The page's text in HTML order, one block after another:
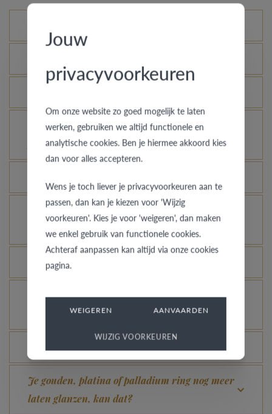
Voor welke ringen is de diefstalverzekering
geldig?
Hoe kan ik zien hoe de ring er uit ziet in een
andere kleur of breedte?
Wat betekent de VdB&VR kwaliteitsgarantie?
Hoe vermijd je dat het gerhodineerd wit goud
verandert in champagnekleur?
Je gouden, platina of palladium ring nog meer
laten glanzen, kan dat?
Jouw
privacyvoorkeuren
Om onze website zo goed mogelijk te laten
werken, gebruiken we altijd functionele en
analytische cookies. Ben je hiermee akkoord kies
dan voor alles accepteren.
Wens je toch liever je privacyvoorkeuren aan te
passen, dan kan je kiezen voor 'Wijzig
voorkeuren'. Kies je voor 'weigeren', dan maken
we enkel gebruik van functionele cookies.
Achteraf aanpassen kan altijd via onze cookies
pagina.
WEIGEREN AANVAARDEN
WIJZIG VOORKEUREN